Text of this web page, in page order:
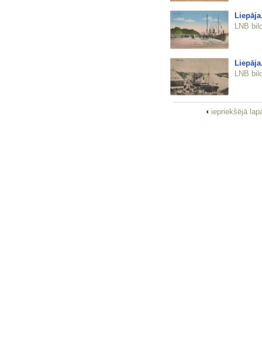
LNB
LNB
iepriekšējā